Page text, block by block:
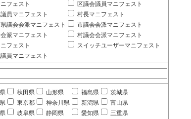
フェスト
区議会議員マニフェスト
員マニフェスト
村長マニフェスト
議会会派マニフェスト
市議会会派マニフェスト
派マニフェスト
村議会会派マニフェスト
フェスト
スイッチユーザーマニフェスト
員マニフェスト
秋田県 山形県 福島県
茨城県
東京都 神奈川県 新潟県
富山県
岐阜県 静岡県 愛知県
三重県